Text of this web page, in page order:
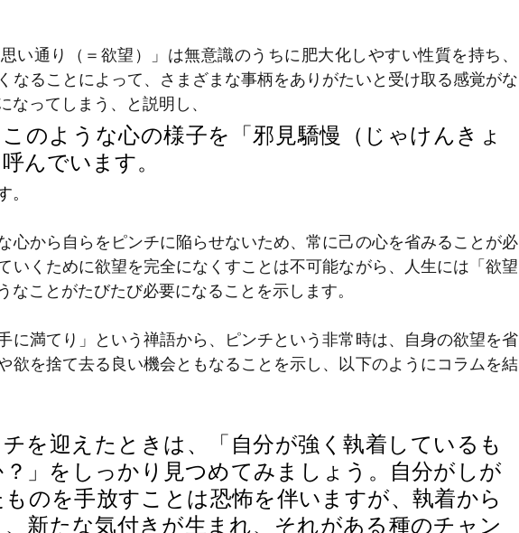
い通り（＝欲望）」は無意識のうちに肥大化しやすい性質を持ち、
なることによって、さまざまな事柄をありがたいと受け取る感覚がな
なってしまう、と説明し、
のような心の様子を「邪見驕慢（じゃけんきょ
んでいます。
。
心から自らをピンチに陥らせないため、常に己の心を省みることが必
いくために欲望を完全になくすことは不可能ながら、人生には「欲望
なことがたびたび必要になることを示します。
に満てり」という禅語から、ピンチという非常時は、自身の欲望を省
欲を捨て去る良い機会ともなることを示し、以下のようにコラムを結
を迎えたときは、「自分が強く執着しているも
」をしっかり見つめてみましょう。自分がしが
のを手放すことは恐怖を伴いますが、執着から
新たな気付きが生まれ、それがある種のチャン